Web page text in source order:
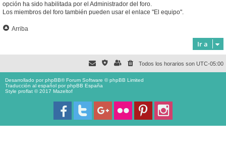
opción ha sido habilitada por el Administrador del foro.
Los miembros del foro también pueden usar el enlace "El equipo".
Arriba
Ir a
Todos los horarios son UTC-05:00
Desarrollado porphpBB® Forum Software © phpBB Limited
Traducción al español porphpBB España
Style proflat © 2017 Mazeltof